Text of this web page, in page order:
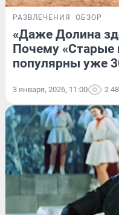
РАЗВЛЕЧЕНИЯ ОБЗОР
«Даже Долина
Почему «Старые
популярны уже
3 января, 2026, 11:00 2